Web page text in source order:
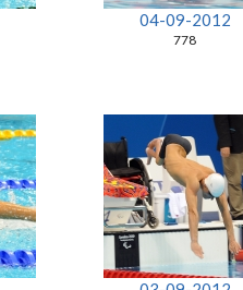
04-09-2012
778